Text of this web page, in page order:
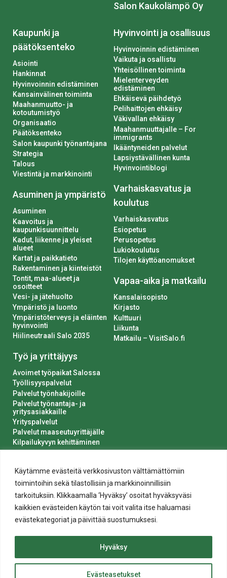
Käytämme evästeitä verkkosivuston välttämättömiin
toimintoihin sekä tilastollisiin ja markkinoinnillisiin
tarkoituksiin. Klikkaamalla ‘Hyväksy’ osoitat hyväksyväsi
kaikkien evästeiden käytön tai voit valita itse haluamasi
evästekategoriat ja päivittää suostumuksesi.
Evästeasetukset
Hyväksy
Salon Kaukolämpö Oy
Kaupunki ja
päätöksenteko
Asiointi
Hankinnat
Hyvinvoinnin edistäminen
Kansainvälinen toiminta
Maahanmuutto- ja
kotoutumistyö
Organisaatio
Päätöksenteko
Salon kaupunki työnantajana
Strategia
Talous
Viestintä ja markkinointi
Asuminen ja ympäristö
Asuminen
Kaavoitus ja
kaupunkisuunnittelu
Kadut, liikenne ja yleiset
alueet
Kartat ja paikkatieto
Rakentaminen ja kiinteistöt
Tontit, maa-alueet ja
osoitteet
Vesi- ja jätehuolto
Ympäristö ja luonto
Ympäristöterveys ja eläinten
hyvinvointi
Hiilineutraali Salo 2035
Työ ja yrittäjyys
Avoimet työpaikat Salossa
Työllisyyspalvelut
Palvelut työnhakijoille
Palvelut työnantaja- ja
yritysasiakkaille
Yrityspalvelut
Palvelut maaseutuyrittäjälle
Kilpailukyvyn kehittäminen
Luvat ja ilmoitukset
Hyvinvointi ja osallisuus
Hyvinvoinnin edistäminen
Vaikuta ja osallistu
Yhteisöllinen toiminta
Mielenterveyden
edistäminen
Ehkäisevä päihdetyö
Pelihaittojen ehkäisy
Väkivallan ehkäisy
Maahanmuuttajalle – For
immigrants
Ikääntyneiden palvelut
Lapsiystävällinen kunta
Hyvinvointiblogi
Varhaiskasvatus ja
koulutus
Varhaiskasvatus
Esiopetus
Perusopetus
Lukiokoulutus
Tilojen käyttöanomukset
Vapaa-aika ja matkailu
Kansalaisopisto
Kirjasto
Kulttuuri
Liikunta
Matkailu – VisitSalo.fi
Saavutettavuusseloste